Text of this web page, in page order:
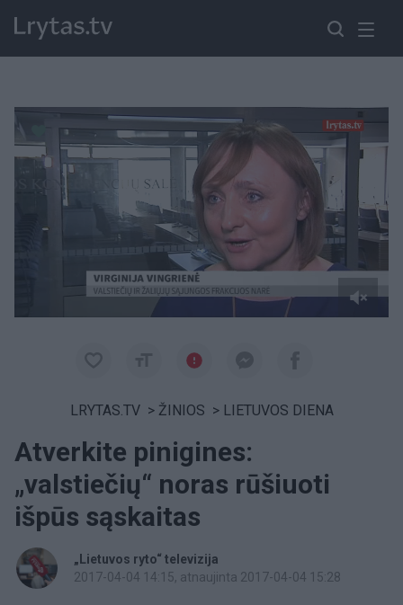
Paremkite Ukrainą
LRYTAS.TV > ŽINIOS > LIETUVOS DIENA
Atverkite pinigines:
„valstiečių“ noras rūšiuoti
išpūs sąskaitas
„Lietuvos ryto“ televizija
2017-04-04 14:15, atnaujinta 2017-04-04 15:28